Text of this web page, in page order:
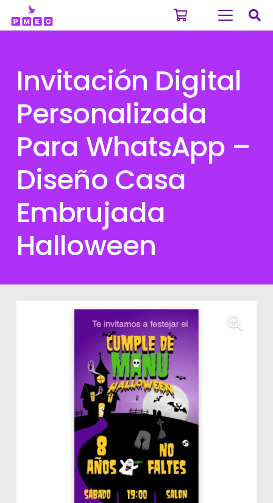
Invitación Digital
Personalizada
Para WhatsApp –
Diseño Casa
Embrujada
Halloween